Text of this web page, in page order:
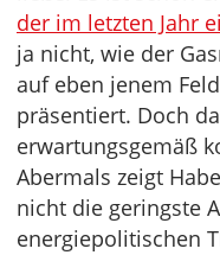
der im letzten Jahr
ja nicht, wie der
auf eben jenem
präsentiert. Doch
erwartungsgemäß
Abermals zeigt
nicht die geringste
energiepolitischen